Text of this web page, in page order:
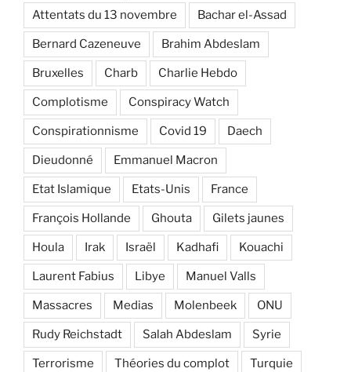
Attentats du 13 novembre Bachar el-Assad
Bernard Cazeneuve Brahim Abdeslam
Bruxelles Charb Charlie Hebdo
Complotisme Conspiracy Watch
Conspirationnisme Covid 19 Daech
Dieudonné Emmanuel Macron
Etat Islamique Etats-Unis France
François Hollande Ghouta Gilets jaunes
Houla Irak Israël Kadhafi Kouachi
Laurent Fabius Libye Manuel Valls
Massacres Medias Molenbeek ONU
Rudy Reichstadt Salah Abdeslam Syrie
Terrorisme Théories du complot Turquie